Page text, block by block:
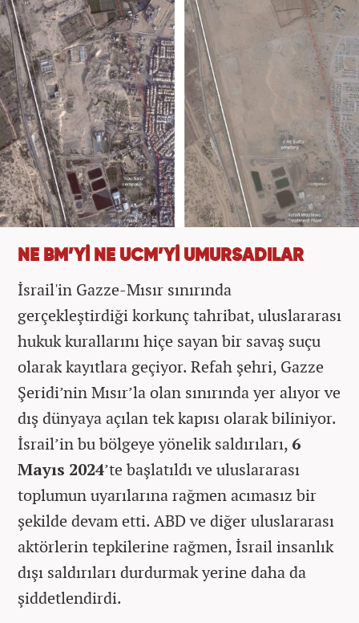
NE BM’Yİ NE UCM’Yİ UMURSADILAR
İsrail'in Gazze-Mısır sınırında
gerçekleştirdiği korkunç tahribat, uluslararası
hukuk kurallarını hiçe sayan bir savaş suçu
olarak kayıtlara geçiyor. Refah şehri, Gazze
Şeridi’nin Mısır’la olan sınırında yer alıyor ve
dış dünyaya açılan tek kapısı olarak biliniyor.
İsrail’in bu bölgeye yönelik saldırıları, 6
Mayıs 2024’te başlatıldı ve uluslararası
toplumun uyarılarına rağmen acımasız bir
şekilde devam etti. ABD ve diğer uluslararası
aktörlerin tepkilerine rağmen, İsrail insanlık
dışı saldırıları durdurmak yerine daha da
şiddetlendirdi.